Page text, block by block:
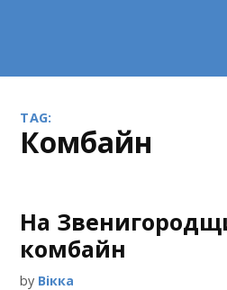
TAG:
комбайн
На
комбайн
by Вікка